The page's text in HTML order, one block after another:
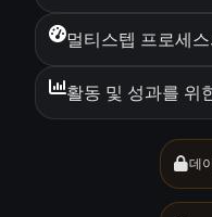
멀티스텝 프로세
활동 및 성과를 위
데